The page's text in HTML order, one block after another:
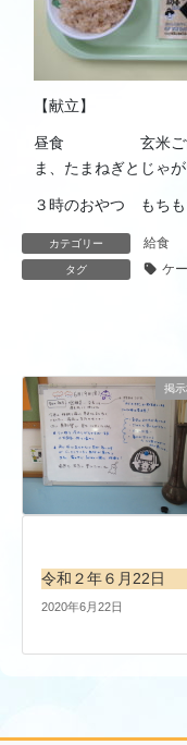
【献立】
昼食 玄米ご飯、
ま、たまねぎとじゃ
３時のおやつ もち
カテゴリー 給食
タグ ケ
掲示
令和２年６月22日
2020年6月22日